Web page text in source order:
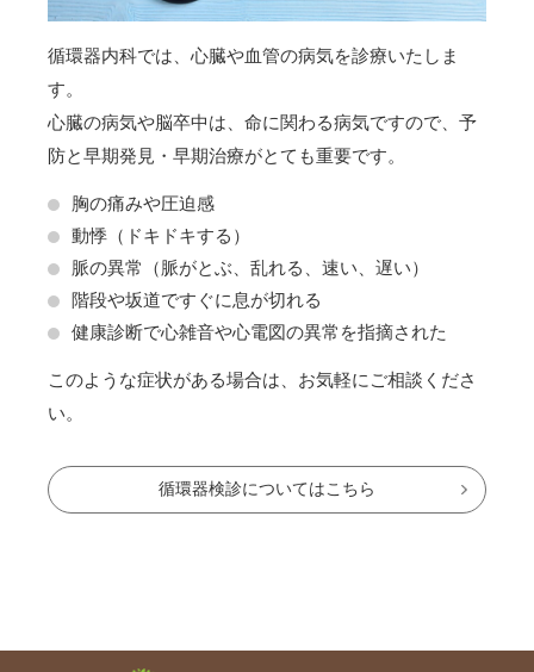
循環器内科では、心臓や血管の病気を診療いたしま
す。
心臓の病気や脳卒中は、命に関わる病気ですので、予
防と早期発見・早期治療がとても重要です。
胸の痛みや圧迫感
動悸（ドキドキする）
脈の異常（脈がとぶ、乱れる、速い、遅い）
階段や坂道ですぐに息が切れる
健康診断で心雑音や心電図の異常を指摘された
このような症状がある場合は、お気軽にご相談くださ
い。
循環器検診についてはこちら